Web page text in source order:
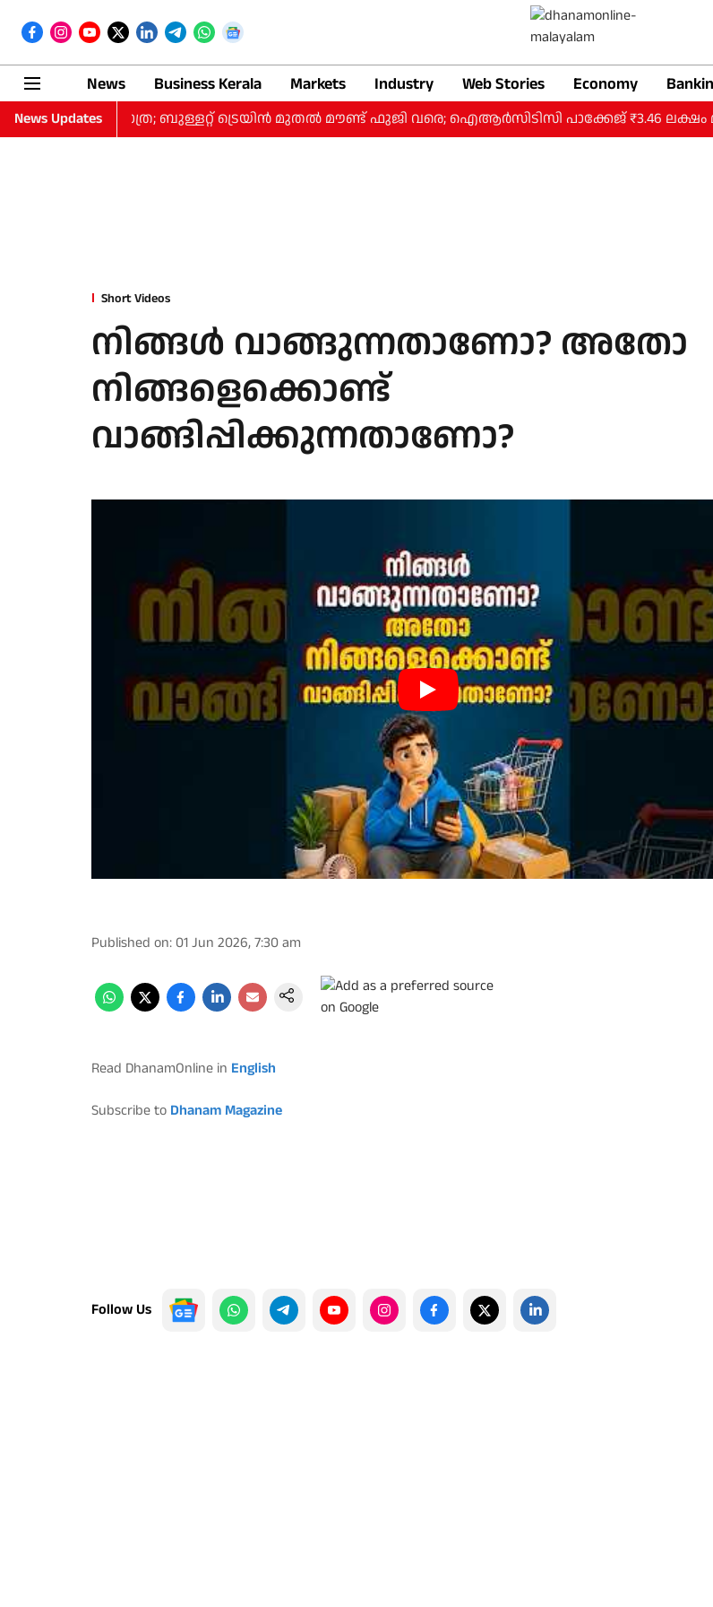
News Business Kerala Markets Industry Web Stories Economy
News Updates
ദിവസത്തെ യാത്ര; ബുള്ളറ്റ് ട്രെയിന്‍ മുതല്‍ മൗണ്ട് ഫുജി വരെ; ഐആര്‍സിടിസി പാക്കേജ് ₹3.46 ലക്ഷം
Short Videos
നിങ്ങള്‍ വാങ്ങുന്നതാണോ? അതോ
നിങ്ങളെക്കൊണ്ട്
വാങ്ങിപ്പിക്കുന്നതാണോ?
Published on: 01 Jun 2026, 7:30 am
Read DhanamOnline in English
Subscribe to Dhanam Magazine
Follow Us